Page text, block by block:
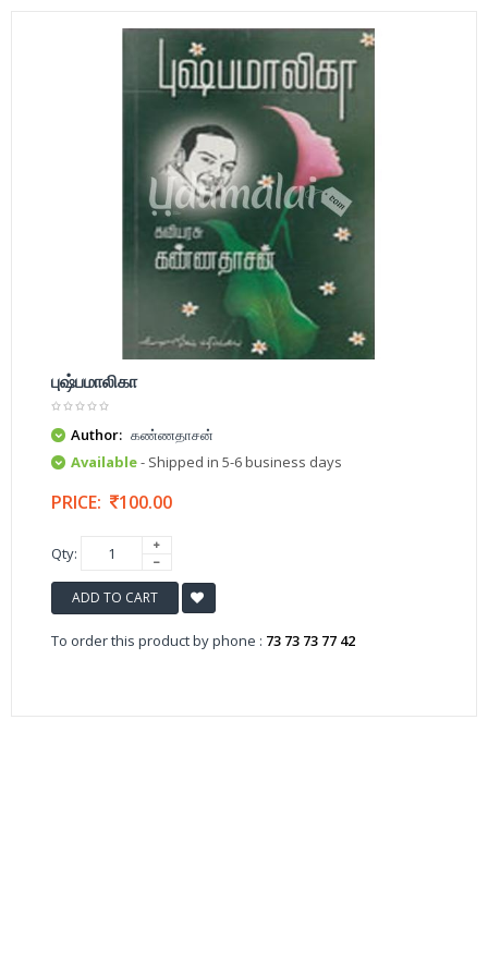
புஷ்பமாலிகா
Author: கண்ணதாசன்
Available- Shipped in 5-6 business days
PRICE: 100.00
Qty:
ADD TO CART
To order this product by phone : 73 73 73 77 42